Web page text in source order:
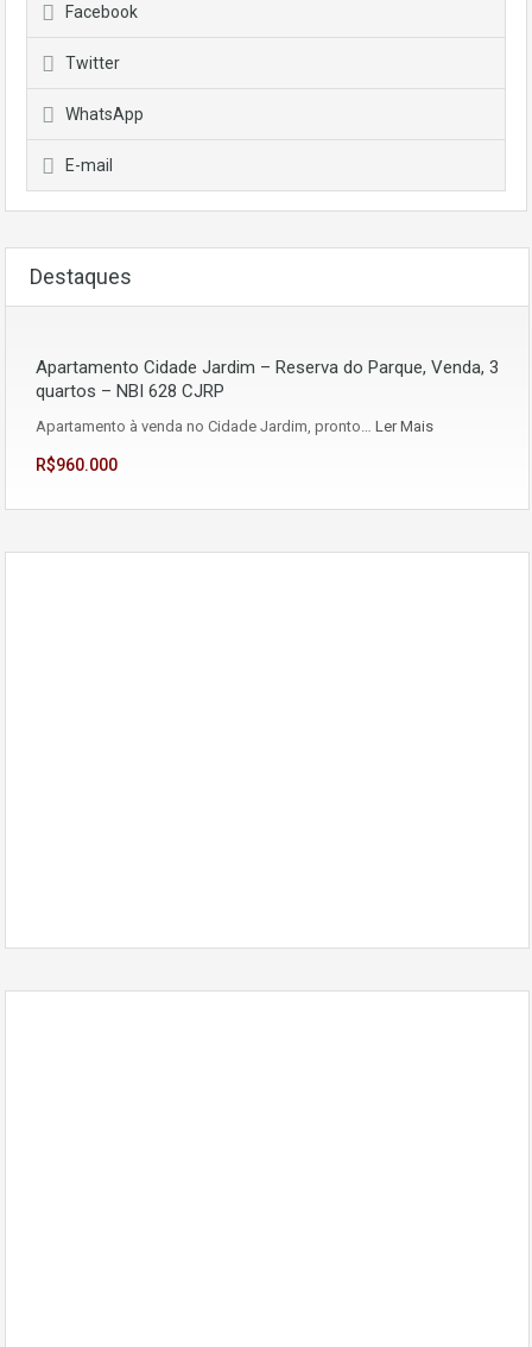
Facebook
Twitter
WhatsApp
E-mail
Destaques
Apartamento Cidade Jardim – Reserva do Parque, Venda, 3
quartos – NBI 628 CJRP
Apartamento à venda no Cidade Jardim, pronto… Ler Mais
R$960.000